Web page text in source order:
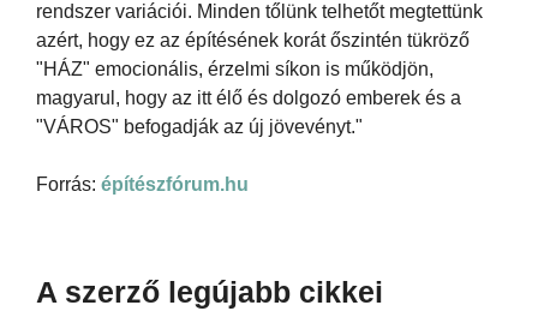
rendszer variációi. Minden tőlünk telhetőt megtettünk
azért, hogy ez az építésének korát őszintén tükröző
"HÁZ" emocionális, érzelmi síkon is működjön,
magyarul, hogy az itt élő és dolgozó emberek és a
"VÁROS" befogadják az új jövevényt."
Forrás: építészfórum.hu
A szerző legújabb cikkei